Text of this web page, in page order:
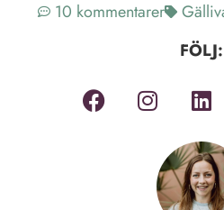
10 kommentarer
FÖLJ: